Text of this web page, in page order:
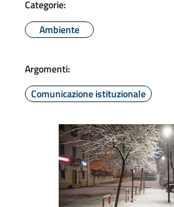
Categorie:
Ambiente
Argomenti:
Comunicazione istituzionale